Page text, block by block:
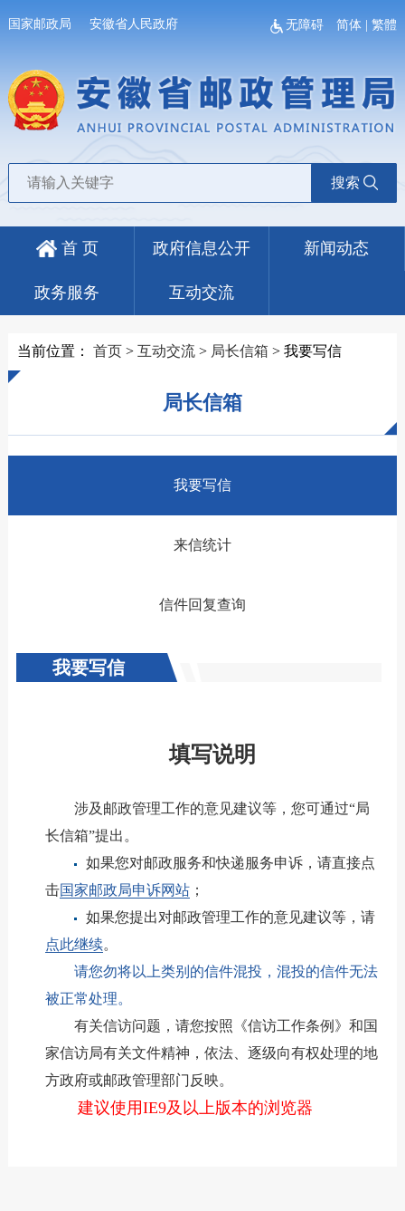
国家邮政局 安徽省人民政府 无障碍 简体 |繁體
搜索
首 页 政府信息公开 新闻动态
政务服务 互动交流
当前位置： 首页> 互动交流> 局长信箱 > 我要写信
局长信箱
我要写信
来信统计
信件回复查询
我要写信
填写说明
涉及邮政管理工作的意见建议等，您可通过“局
长信箱”提出。
如果您对邮政服务和快递服务申诉，请直接点
击国家邮政局申诉网站；
如果您提出对邮政管理工作的意见建议等，请
点此继续。
请您勿将以上类别的信件混投，混投的信件无法
被正常处理。
有关信访问题，请您按照《信访工作条例》和国
家信访局有关文件精神，依法、逐级向有权处理的地
方政府或邮政管理部门反映。
建议使用IE9及以上版本的浏览器